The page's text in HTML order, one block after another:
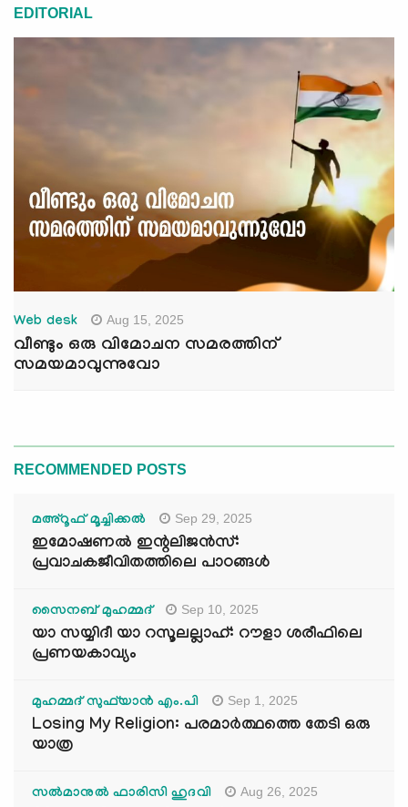
EDITORIAL
Web desk Aug 15, 2025
വീണ്ടും ഒരു വിമോചന സമരത്തിന്
സമയമാവുന്നുവോ
RECOMMENDED POSTS
മഅ്റൂഫ് മൂച്ചിക്കല്‍ Sep 29, 2025
ഇമോഷണൽ ഇന്റലിജൻസ്:
പ്രവാചകജീവിതത്തിലെ പാഠങ്ങൾ
സൈനബ് മുഹമ്മദ് Sep 10, 2025
യാ സയ്യിദീ യാ റസൂലല്ലാഹ്: റൗളാ ശരീഫിലെ
പ്രണയകാവ്യം
മുഹമ്മദ് സുഫ്‌യാൻ എം.പി Sep 1, 2025
Losing My Religion: പരമാർത്ഥത്തെ തേടി ഒരു
യാത്ര
സൽമാനുൽ ഫാരിസി ഹുദവി Aug 26, 2025